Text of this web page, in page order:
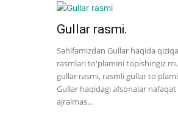
Gullar rasmi.
Sahifamizdan Gullar haqida
rasmlari to'plamini topishingiz
gullar rasmi, rasmli gullar
Gullar haqidagi afsonalar nafaqat
ajralmas...